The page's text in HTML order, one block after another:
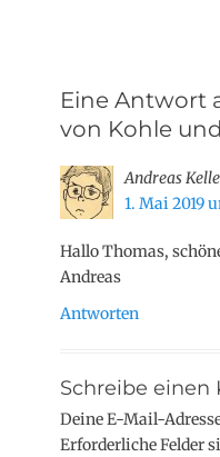
Eine Antwort
von Kohle
Andreas
1. Mai 2019
Hallo Thomas,
Andreas
Antworten
Schreibe
Deine E-Mail-
Erforderliche Felder